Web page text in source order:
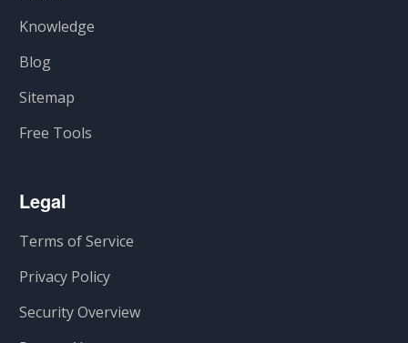
Knowledge
Blog
Sitemap
Free Tools
Legal
Terms of Service
Privacy Policy
Security Overview